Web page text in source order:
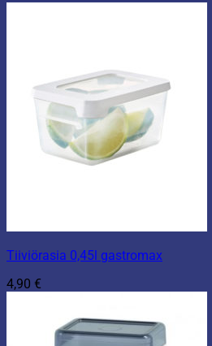
Tiiviörasia 0,45l gastromax
4,90 €